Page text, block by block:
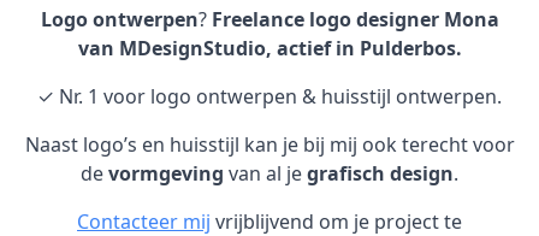
Logo ontwerpen? Freelance logo designer Mona
van MDesignStudio, actief in Pulderbos.
✓ Nr. 1 voor logo ontwerpen & huisstijl ontwerpen.
Naast logo’s en huisstijl kan je bij mij ook terecht voor
devormgeving van al jegrafisch design.
Contacteer mij vrijblijvend om je project te